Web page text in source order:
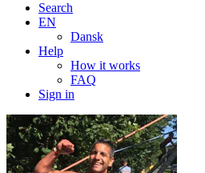
Search
EN
Dansk
Help
How it works
FAQ
Sign in